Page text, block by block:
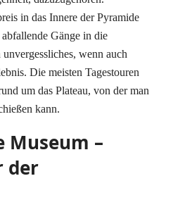
in das Innere der Pyramide
Gänge in die
wenn auch
Die meisten Tagestouren
um das Plateau, von der man
kann.
Museum –
der